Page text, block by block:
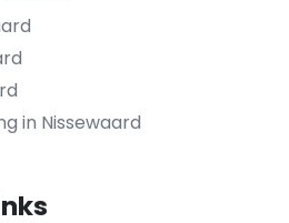
in Nissewaard